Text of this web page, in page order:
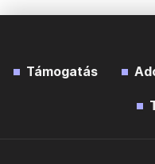
Támogatás